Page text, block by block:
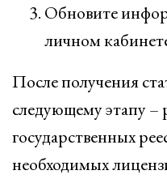
Обновите
личном
После получения
следующему этапу –
государственных
необходимых